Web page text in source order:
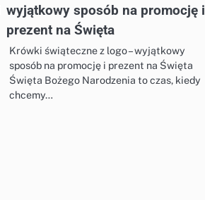
wyjątkowy sposób na promocję i
prezent na Święta
Krówki świąteczne z logo – wyjątkowy
sposób na promocję i prezent na Święta
Święta Bożego Narodzenia to czas, kiedy
chcemy…